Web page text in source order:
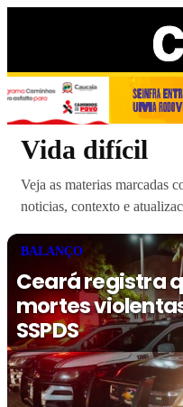
Vida difícil
Veja as materias marcadas
noticias, contexto e
BALANÇO
Ceará registra
mortes
SSPDS